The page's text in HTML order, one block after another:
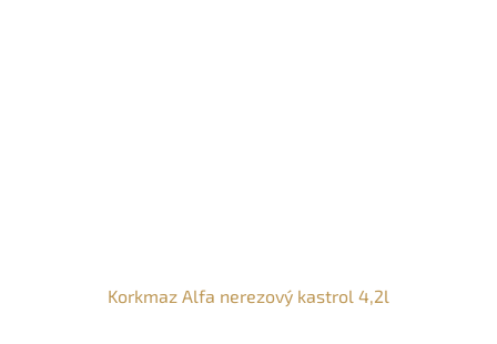
Korkmaz Alfa nerezový kastrol 4,2l